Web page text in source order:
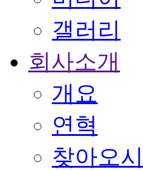
갤러리
회사소개
개요
연혁
찾아오